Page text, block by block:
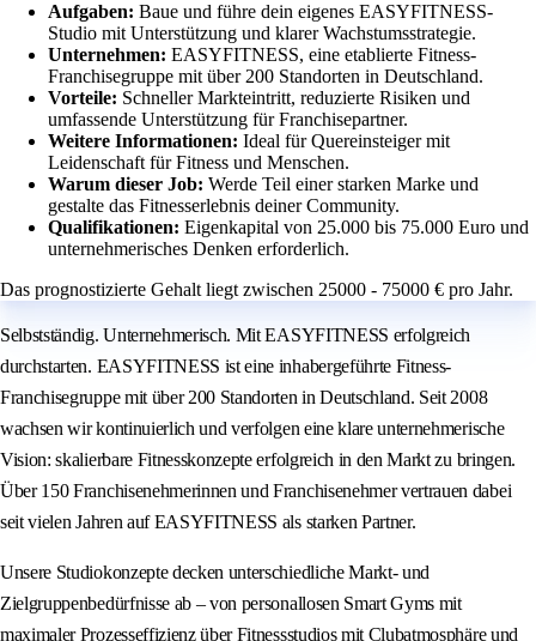
Aufgaben: Baue und führe dein eigenes EASYFITNESS-
Studio mit Unterstützung und klarer Wachstumsstrategie.
Unternehmen: EASYFITNESS, eine etablierte Fitness-
Franchisegruppe mit über 200 Standorten in Deutschland.
Vorteile: Schneller Markteintritt, reduzierte Risiken und
umfassende Unterstützung für Franchisepartner.
Weitere Informationen: Ideal für Quereinsteiger mit
Leidenschaft für Fitness und Menschen.
Warum dieser Job: Werde Teil einer starken Marke und
gestalte das Fitnesserlebnis deiner Community.
Qualifikationen: Eigenkapital von 25.000 bis 75.000 Euro und
unternehmerisches Denken erforderlich.
Das prognostizierte Gehalt liegt zwischen 25000 - 75000 € pro Jahr.
Selbstständig. Unternehmerisch. Mit EASYFITNESS erfolgreich
durchstarten. EASYFITNESS ist eine inhabergeführte Fitness-
Franchisegruppe mit über 200 Standorten in Deutschland. Seit 2008
wachsen wir kontinuierlich und verfolgen eine klare unternehmerische
Vision: skalierbare Fitnesskonzepte erfolgreich in den Markt zu bringen.
Über 150 Franchisenehmerinnen und Franchisenehmer vertrauen dabei
seit vielen Jahren auf EASYFITNESS als starken Partner.
Unsere Studiokonzepte decken unterschiedliche Markt- und
Zielgruppenbedürfnisse ab – von personallosen Smart Gyms mit
maximaler Prozesseffizienz über Fitnessstudios mit Clubatmosphäre und